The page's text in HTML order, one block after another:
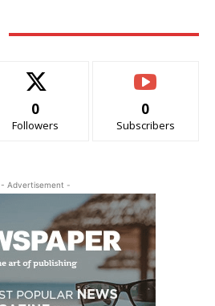
0
Followers
0
Subscribers
- Advertisement -